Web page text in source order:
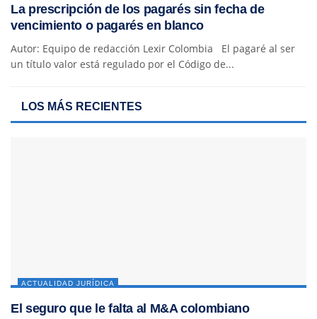
La prescripción de los pagarés sin fecha de
vencimiento o pagarés en blanco
Autor: Equipo de redacción Lexir Colombia El pagaré al ser
un título valor está regulado por el Código de...
LOS MÁS RECIENTES
ACTUALIDAD JURÍDICA
El seguro que le falta al M&A colombiano